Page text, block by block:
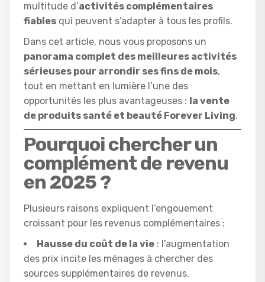
multitude d’activités complémentaires
fiables qui peuvent s’adapter à tous les profils.
Dans cet article, nous vous proposons un
panorama complet des meilleures activités
sérieuses pour arrondir ses fins de mois,
tout en mettant en lumière l’une des
opportunités les plus avantageuses : la vente
de produits santé et beauté Forever Living.
Pourquoi chercher un
complément de revenu
en 2025 ?
Plusieurs raisons expliquent l’engouement
croissant pour les revenus complémentaires :
Hausse du coût de la vie : l’augmentation
des prix incite les ménages à chercher des
sources supplémentaires de revenus.